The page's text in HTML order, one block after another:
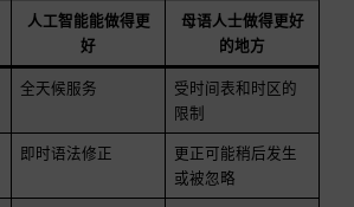
人工智能能做得更
好
母语人士做得更好
的地方
全天候服务
受时间表和时区的
限制
即时语法修正
更正可能稍后发生
或被忽略